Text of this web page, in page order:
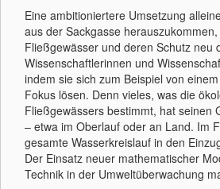
Eine ambitioniertere Umsetzung
aus der Sackgasse
Fließgewässer und deren Schutz neu
Wissenschaftlerinnen und
indem sie sich zum Beispiel von
Fokus lösen. Denn vieles, was die
Fließgewässers bestimmt, hat seinen
– etwa im Oberlauf oder an Land. Im
gesamte Wasserkreislauf in den
Der Einsatz neuer mathematischer
Technik in der Umweltüberwachung